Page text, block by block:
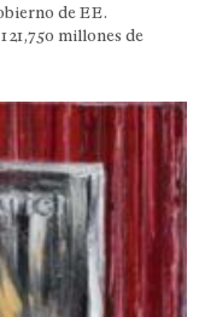
de EE.
millones de